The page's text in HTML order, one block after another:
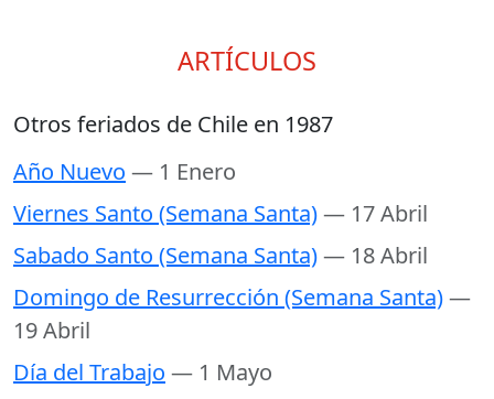
ARTÍCULOS
Otros feriados de Chile en 1987
Año Nuevo — 1 Enero
Viernes Santo (Semana Santa)— 17 Abril
Sabado Santo (Semana Santa)— 18 Abril
Domingo de Resurrección (Semana Santa)—
19 Abril
Día del Trabajo — 1 Mayo